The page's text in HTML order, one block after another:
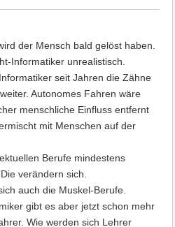
der Mensch bald gelöst haben.
Informatiker unrealistisch.
seit Jahren die Zähne
Autonomes Fahren wäre
menschliche Einfluss entfernt
mit Menschen auf der
Berufe mindestens
verändern sich.
auch die Muskel-Berufe.
gibt es aber jetzt schon mehr
Wie werden sich Lehrer